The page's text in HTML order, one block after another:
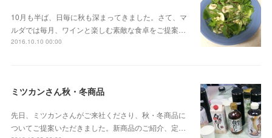
10月も半ば、日毎に秋も深まってきました。さて、マ
ルダでは毎月、ワインと楽しむ素敵な食卓をご提案…
2016.10.10 00:00
ミツカンさん秋・冬商品
先日、ミツカンさんがご来社くださり、秋・冬商品に
ついてご提案いただきました。新商品のご紹介、定…